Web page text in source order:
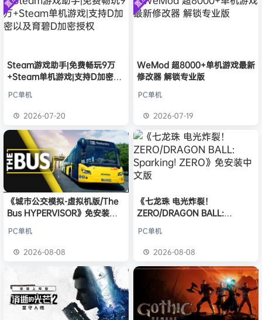
中文版
安装中文
版
）免安装
中文版
普洱 签到获取 39 点积分 8月6日
欢迎普洱 加入本站
8月6日
欢迎0**3
欢迎沉*****松 加入本站 4小时前
欢迎兔**** 加入本站 20小时前
加入本站
8月8日
Steam游戏助手|免费畅玩9万
+Steam单机游戏|支持D加密以
PC单机
2026-07-20
WeMod 超8000+单机游戏最新
修改器 解锁专业版
PC单机
2026-07-19
《城市公交模拟-虚拟机版/The
Bus HYPERVISOR》免安装中
PC单机
2026-08-08
《七龙珠 电光炸裂！
ZERO/DRAGON BALL:
版
PC单机
2026-08-08